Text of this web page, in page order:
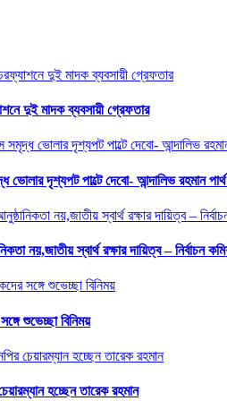
দুই মাদক ব্যবসায়ী গ্রেফতার
দৃশ্যপট পাল্টে দেবো- আন্দালিভ রহমান পার্থ
নয়,জাতীয় স্বার্থ রক্ষার দায়িত্ব – নির্বাচন
শুভেচ্ছা বিনিময়
হচ্ছেন তারেক রহমান